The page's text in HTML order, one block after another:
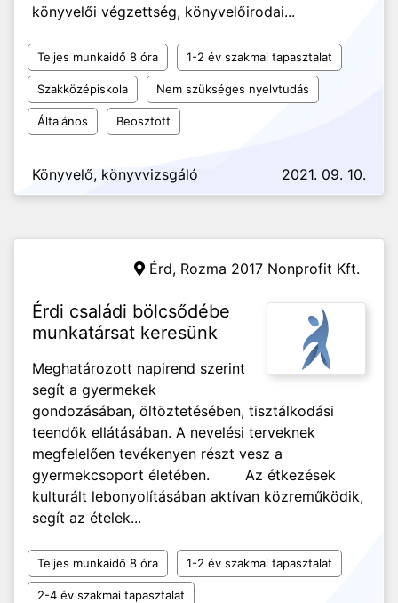
könyvelői végzettség, könyvelőirodai...
Teljes munkaidő 8 óra 1-2 év szakmai tapasztalat
Szakközépiskola Nem szükséges nyelvtudás
Általános Beosztott
Könyvelő, könyvvizsgáló 2021. 09. 10.
Érd, Rozma 2017 Nonprofit Kft.
Érdi családi bölcsődébe
munkatársat keresünk
Meghatározott napirend szerint
segít a gyermekek
gondozásában, öltöztetésében, tisztálkodási
teendők ellátásában. A nevelési terveknek
megfelelően tevékenyen részt vesz a
gyermekcsoport életében. Az étkezések
kulturált lebonyolításában aktívan közreműködik,
segít az ételek...
Teljes munkaidő 8 óra 1-2 év szakmai tapasztalat
2-4 év szakmai tapasztalat